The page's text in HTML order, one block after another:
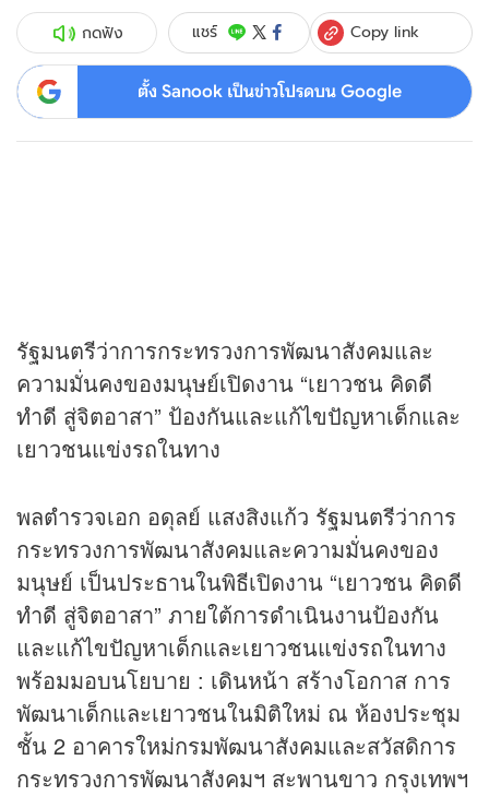
กดฟัง แชร์ Copy link
ตั้ง Sanook เป็นข่าวโปรดบน Google
รัฐมนตรีว่าการกระทรวงการพัฒนาสังคมและ
ความมั่นคงของมนุษย์เปิดงาน “เยาวชน คิดดี
ทำดี สู่จิตอาสา” ป้องกันและแก้ไขปัญหาเด็กและ
เยาวชนแข่งรถในทาง
พลตำรวจเอก อดุลย์ แสงสิงแก้ว รัฐมนตรีว่าการ
กระทรวงการพัฒนาสังคมและความมั่นคงของ
มนุษย์ เป็นประธานในพิธีเปิดงาน “เยาวชน คิดดี
ทำดี สู่จิตอาสา” ภายใต้การดำเนินงานป้องกัน
และแก้ไขปัญหาเด็กและเยาวชนแข่งรถในทาง
พร้อมมอบนโยบาย : เดินหน้า สร้างโอกาส การ
พัฒนาเด็กและเยาวชนในมิติใหม่ ณ ห้องประชุม
ชั้น 2 อาคารใหม่กรมพัฒนาสังคมและสวัสดิการ
กระทรวงการพัฒนาสังคมฯ สะพานขาว กรุงเทพฯ